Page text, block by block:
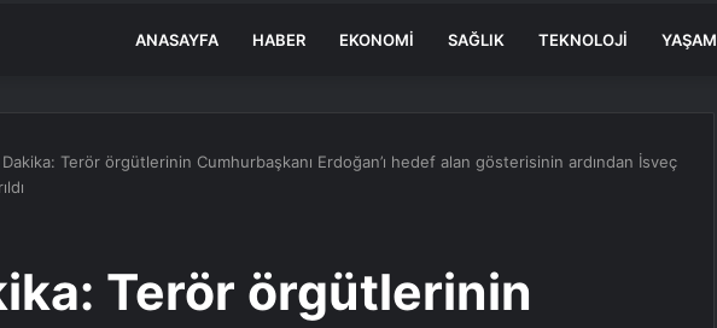
ANASAYFA HABER EKONOMI SAĞLIK TEKNOLOJI YAŞAM
Terör örgütlerinin Cumhurbaşkanı Erdoğan’ı hedef alan gösterisinin ardından İsveç
Terör örgütlerinin